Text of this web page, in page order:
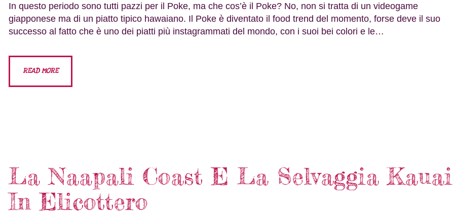
In questo periodo sono tutti pazzi per il Poke, ma che cos’è il Poke? No, non si tratta di un videogame
giapponese ma di un piatto tipico hawaiano. Il Poke è diventato il food trend del momento, forse deve il suo
successo al fatto che è uno dei piatti più instagrammati del mondo, con i suoi bei colori e le…
READ MORE
La Naapali Coast E La Selvaggia Kauai
In Elicottero